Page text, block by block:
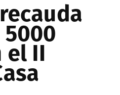
recauda
el II